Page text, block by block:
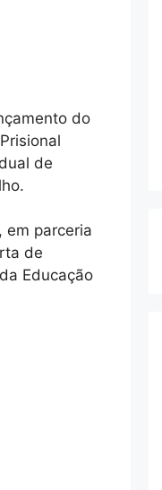
do
de
em parceria
de
Educação